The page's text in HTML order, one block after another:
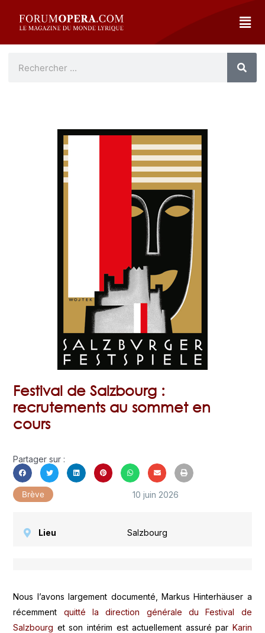
Festival de Salzbourg :
recrutements au sommet en
cours
Partager sur :
Brève 10 juin 2026
Lieu Salzbourg
Nous l’avons largement documenté, Markus Hinterhäuser a
récemment quitté la direction générale du Festival de
Salzbourg et son intérim est actuellement assuré par Karin